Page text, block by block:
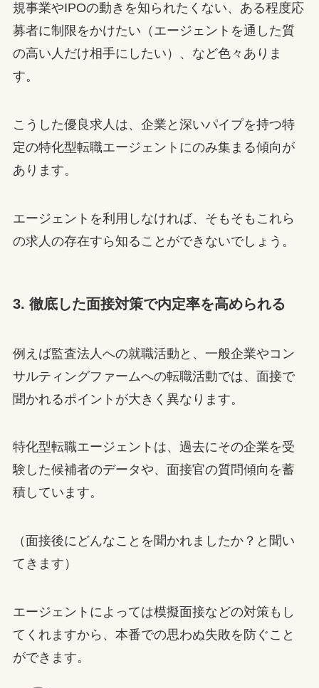
規事業やIPOの動きを知られたくない、ある程度応
募者に制限をかけたい（エージェントを通した質
の高い人だけ相手にしたい）、など色々ありま
す。
こうした優良求人は、企業と深いパイプを持つ特
定の特化型転職エージェントにのみ集まる傾向が
あります。
エージェントを利用しなければ、そもそもこれら
の求人の存在すら知ることができないでしょう。
3. 徹底した面接対策で内定率を高められる
例えば監査法人への就職活動と、一般企業やコン
サルティングファームへの転職活動では、面接で
聞かれるポイントが大きく異なります。
特化型転職エージェントは、過去にその企業を受
験した候補者のデータや、面接官の質問傾向を蓄
積しています。
（面接後にどんなことを聞かれましたか？と聞い
てきます）
エージェントによっては模擬面接などの対策もし
てくれますから、本番での思わぬ失敗を防ぐこと
ができます。